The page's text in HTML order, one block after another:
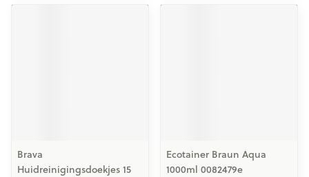
Brava
Huidreinigingsdoekjes 15
Ecotainer Braun Aqua
1000ml 0082479e